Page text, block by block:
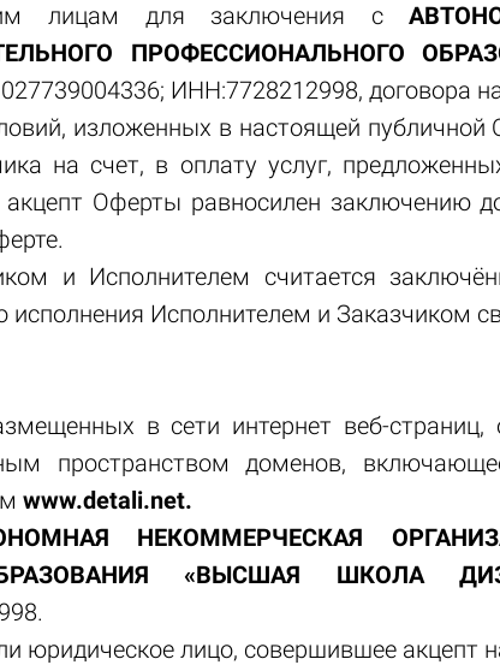
лицам для заключения с
ПРОФЕССИОНАЛЬНОГО
ИНН:7728212998, договора
изложенных в настоящей публичной
на счет, в оплату услуг,
Оферты равносилен заключению
и Исполнителем считается
исполнения Исполнителем и Заказчиком
в сети интернет веб-
пространством доменов,
www.detali.net.
НЕКОММЕРЧЕСКАЯ
«ВЫСШАЯ ШКОЛА
юридическое лицо, совершившее акцепт